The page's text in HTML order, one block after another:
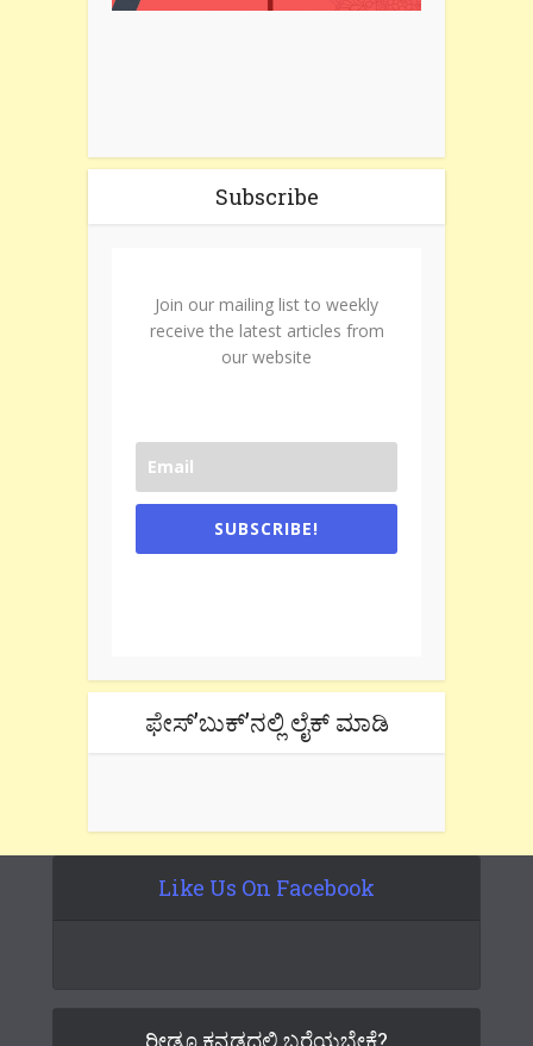
Subscribe
Join our mailing list to weekly
receive the latest articles from
our website
SUBSCRIBE!
ಫೇಸ್’ಬುಕ್’ನಲ್ಲಿ ಲೈಕ್ ಮಾಡಿ
Like Us On Facebook
ರೀಡೂ ಕನ್ನಡದಲ್ಲಿ ಬರೆಯಬೇಕೆ?